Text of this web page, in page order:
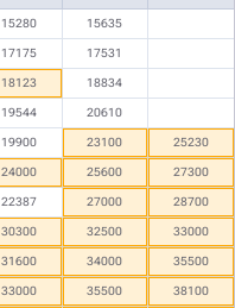
15280 15635
17175 17531
18123 18834
19544 20610
19900 23100 25230
24000 25600 27300
22387 27000 28700
30300 32500 33000
31600 34000 35500
33000 35500 38100